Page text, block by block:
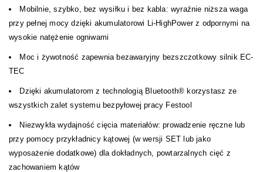
Mobilnie, szybko, bez wysiłku i bez kabla: wyraźnie niższa waga
przy pełnej mocy dzięki akumulatorowi Li-HighPower z odpornymi na
wysokie natężenie ogniwami
Moc i żywotność zapewnia bezawaryjny bezszczotkowy silnik EC-
TEC
Dzięki akumulatorom z technologią Bluetooth® korzystasz ze
wszystkich zalet systemu bezpyłowej pracy Festool
Niezwykła wydajność cięcia materiałów: prowadzenie ręczne lub
przy pomocy przykładnicy kątowej (w wersji SET lub jako
wyposażenie dodatkowe) dla dokładnych, powtarzalnych cięć z
zachowaniem kątów